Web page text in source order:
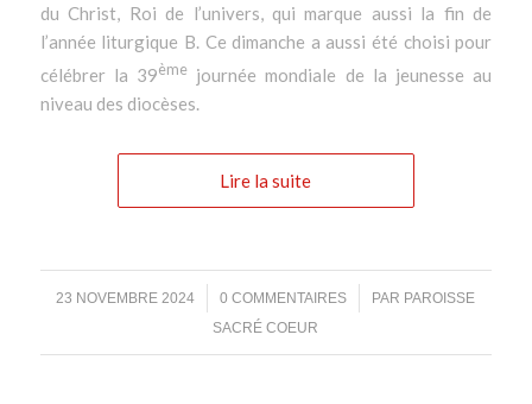
du Christ, Roi de l’univers, qui marque aussi la fin de
l’année liturgique B. Ce dimanche a aussi été choisi pour
célébrer la 39ème journée mondiale de la jeunesse au
niveau des diocèses.
Lire la suite
23 NOVEMBRE 2024
/ 0 COMMENTAIRES
/ PAR PAROISSE
SACRÉ COEUR